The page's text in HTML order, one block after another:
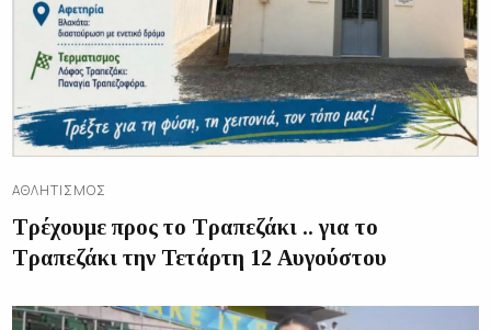
ΑΘΛΗΤΙΣΜΌΣ
Τρέχουμε προς το Τραπεζάκι .. για το
Τραπεζάκι την Τετάρτη 12 Αυγούστου